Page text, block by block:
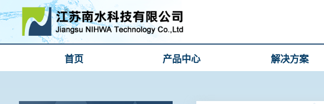
首页 产品中心 解决方案